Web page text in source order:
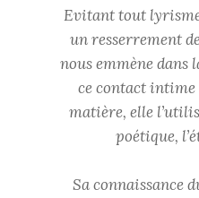
Evitant tout
un resserrement
nous emmène dans
ce contact intime
matière, elle
poétique,
Sa connaissance